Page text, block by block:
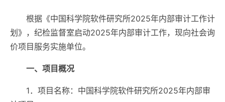
根据《中国科学院软件研究所2025年内部审计工作计
划》，纪检监督室启动2025年内部审计工作，现向社会询
价项目服务实施单位。
一、项目概况
1．项目名称：中国科学院软件研究所2025年内部审